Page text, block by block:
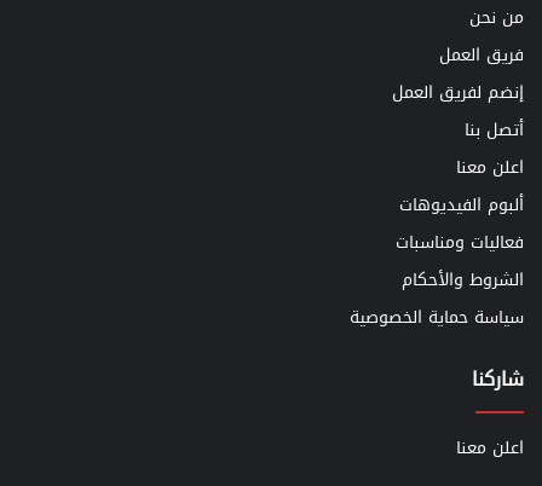
من نحن
فريق العمل
إنضم لفريق العمل
أتصل بنا
اعلن معنا
ألبوم الفيديوهات
فعاليات ومناسبات
الشروط والأحكام
سياسة حماية الخصوصية
شاركنا
اعلن معنا